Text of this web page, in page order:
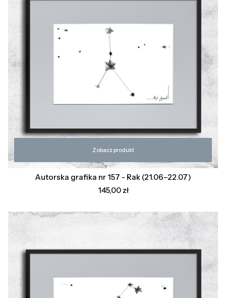
Zobacz produkt
Autorska grafika nr 157 - Rak (21.06–22.07)
Cena
145,00 zł